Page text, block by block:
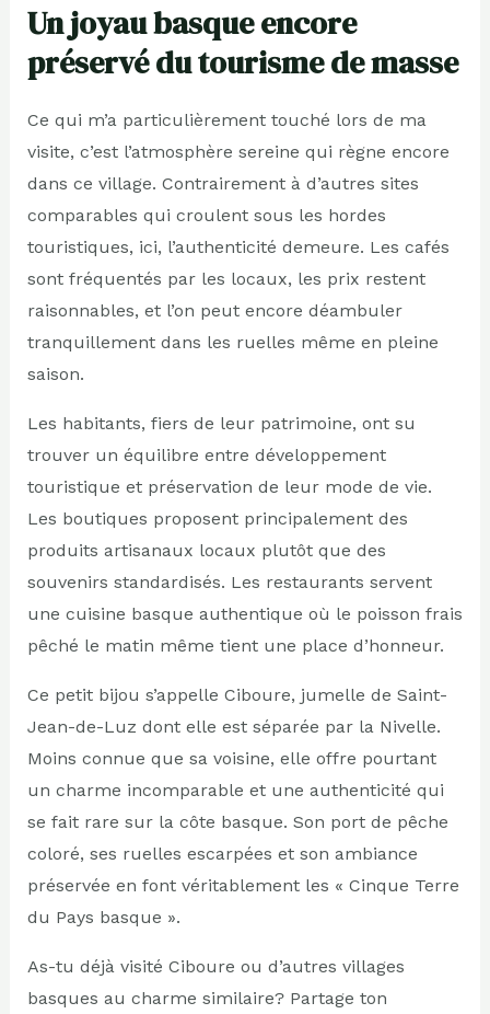
Un joyau basque encore
préservé du tourisme de masse
Ce qui m’a particulièrement touché lors de ma
visite, c’est l’atmosphère sereine qui règne encore
dans ce village. Contrairement à d’autres sites
comparables qui croulent sous les hordes
touristiques, ici, l’authenticité demeure. Les cafés
sont fréquentés par les locaux, les prix restent
raisonnables, et l’on peut encore déambuler
tranquillement dans les ruelles même en pleine
saison.
Les habitants, fiers de leur patrimoine, ont su
trouver un équilibre entre développement
touristique et préservation de leur mode de vie.
Les boutiques proposent principalement des
produits artisanaux locaux plutôt que des
souvenirs standardisés. Les restaurants servent
une cuisine basque authentique où le poisson frais
pêché le matin même tient une place d’honneur.
Ce petit bijou s’appelle Ciboure, jumelle de Saint-
Jean-de-Luz dont elle est séparée par la Nivelle.
Moins connue que sa voisine, elle offre pourtant
un charme incomparable et une authenticité qui
se fait rare sur la côte basque. Son port de pêche
coloré, ses ruelles escarpées et son ambiance
préservée en font véritablement les « Cinque Terre
du Pays basque ».
As-tu déjà visité Ciboure ou d’autres villages
basques au charme similaire? Partage ton